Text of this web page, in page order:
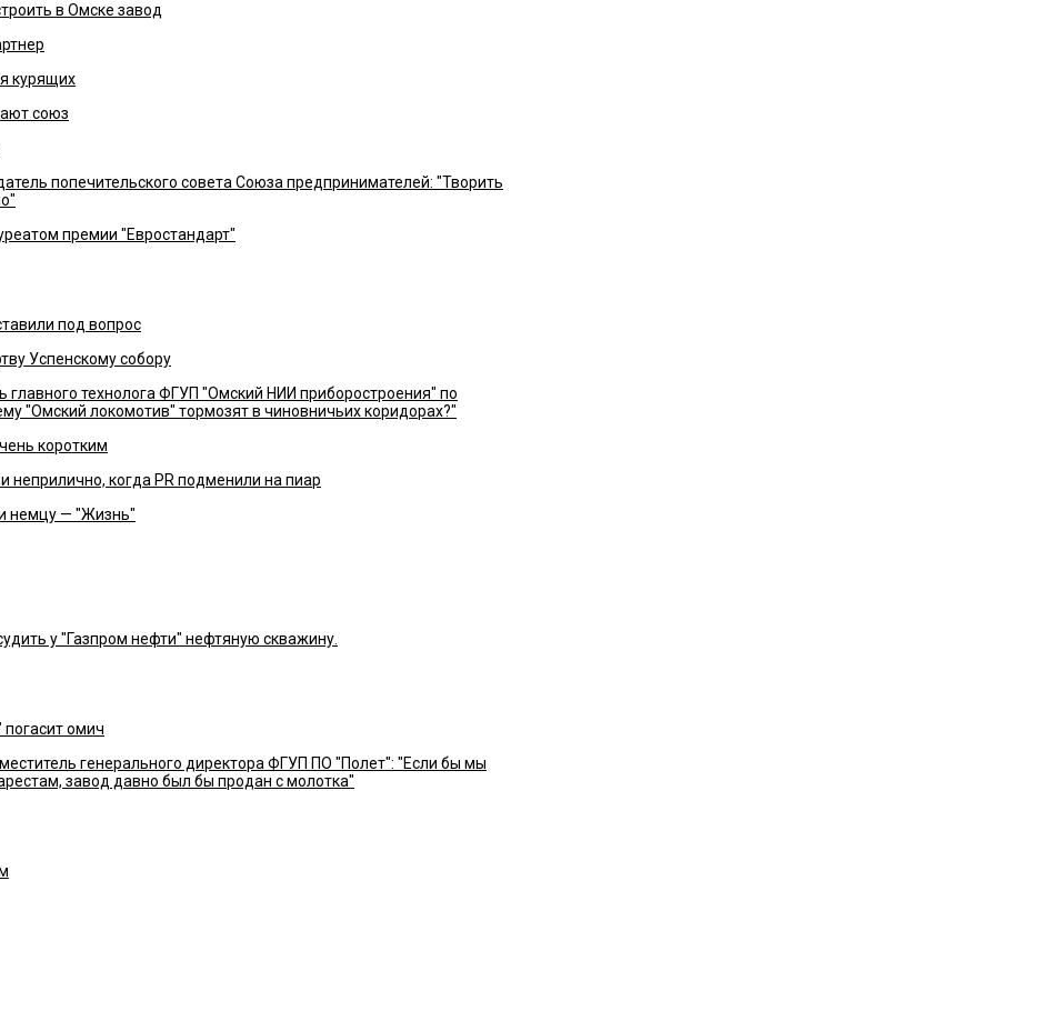
в Омске завод
курящих
союз
попечительского совета Союза предпринимателей: "Творить
премии "Евростандарт"
под вопрос
Успенскому собору
главного технолога ФГУП "Омский НИИ приборостроения" по
"Омский локомотив" тормозят в чиновничьих коридорах?"
коротким
когда PR подменили на пиар
немцу — "Жизнь"
у "Газпром нефти" нефтяную скважину.
погасит омич
генерального директора ФГУП ПО "Полет": "Если бы мы
завод давно был бы продан с молотка"